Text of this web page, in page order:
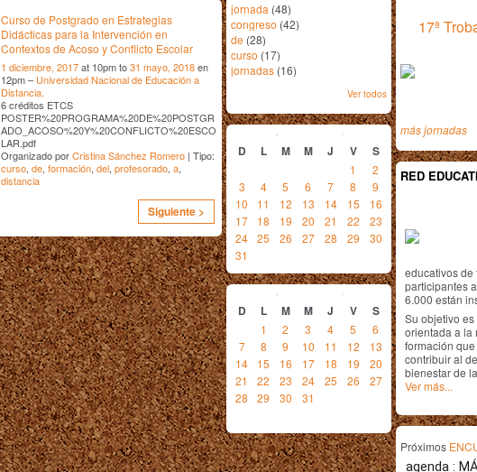
Curso de Postgrado en Estrategias
Didácticas para la Intervención en
Contextos de Acoso y Conflicto Escolar
1 diciembre, 2017at 10pm to31 mayo, 2018en
12pm – Universidad Nacional de Educación a
Distancia.
6 créditos ETCS
POSTER%20PROGRAMA%20DE%20POSTGR
ADO_ACOSO%20Y%20CONFLICTO%20ESCO
LAR.pdf
Organizado porCristina Sánchez Romero | Tipo:
curso, de, formación, del, profesorado, a,
distancia
Siguiente >
jornada (48)
congreso (42)
de (28)
curso (17)
jornadas (16)
Ver todos
diciembre 2017
D L M M J V S
1
2
3
4 5 6 7 8
9
10
11 12 13 14 15
16
17
18 19 20 21 22
23
24 25 26 27 28 29
30
31
enero 2018
D L M M J V S
1 2 3 4 5
6
7
8 9 10 11 12
13
14
15 16 17 18 19
20
21
22 23 24 25 26
27
28
29 30 31
17ª
más jornadas
RED
educativos de
participantes
6.000 están
Su objetivo
orientada a la
formación
contribuir al
bienestar de
Ver más...
Próximos